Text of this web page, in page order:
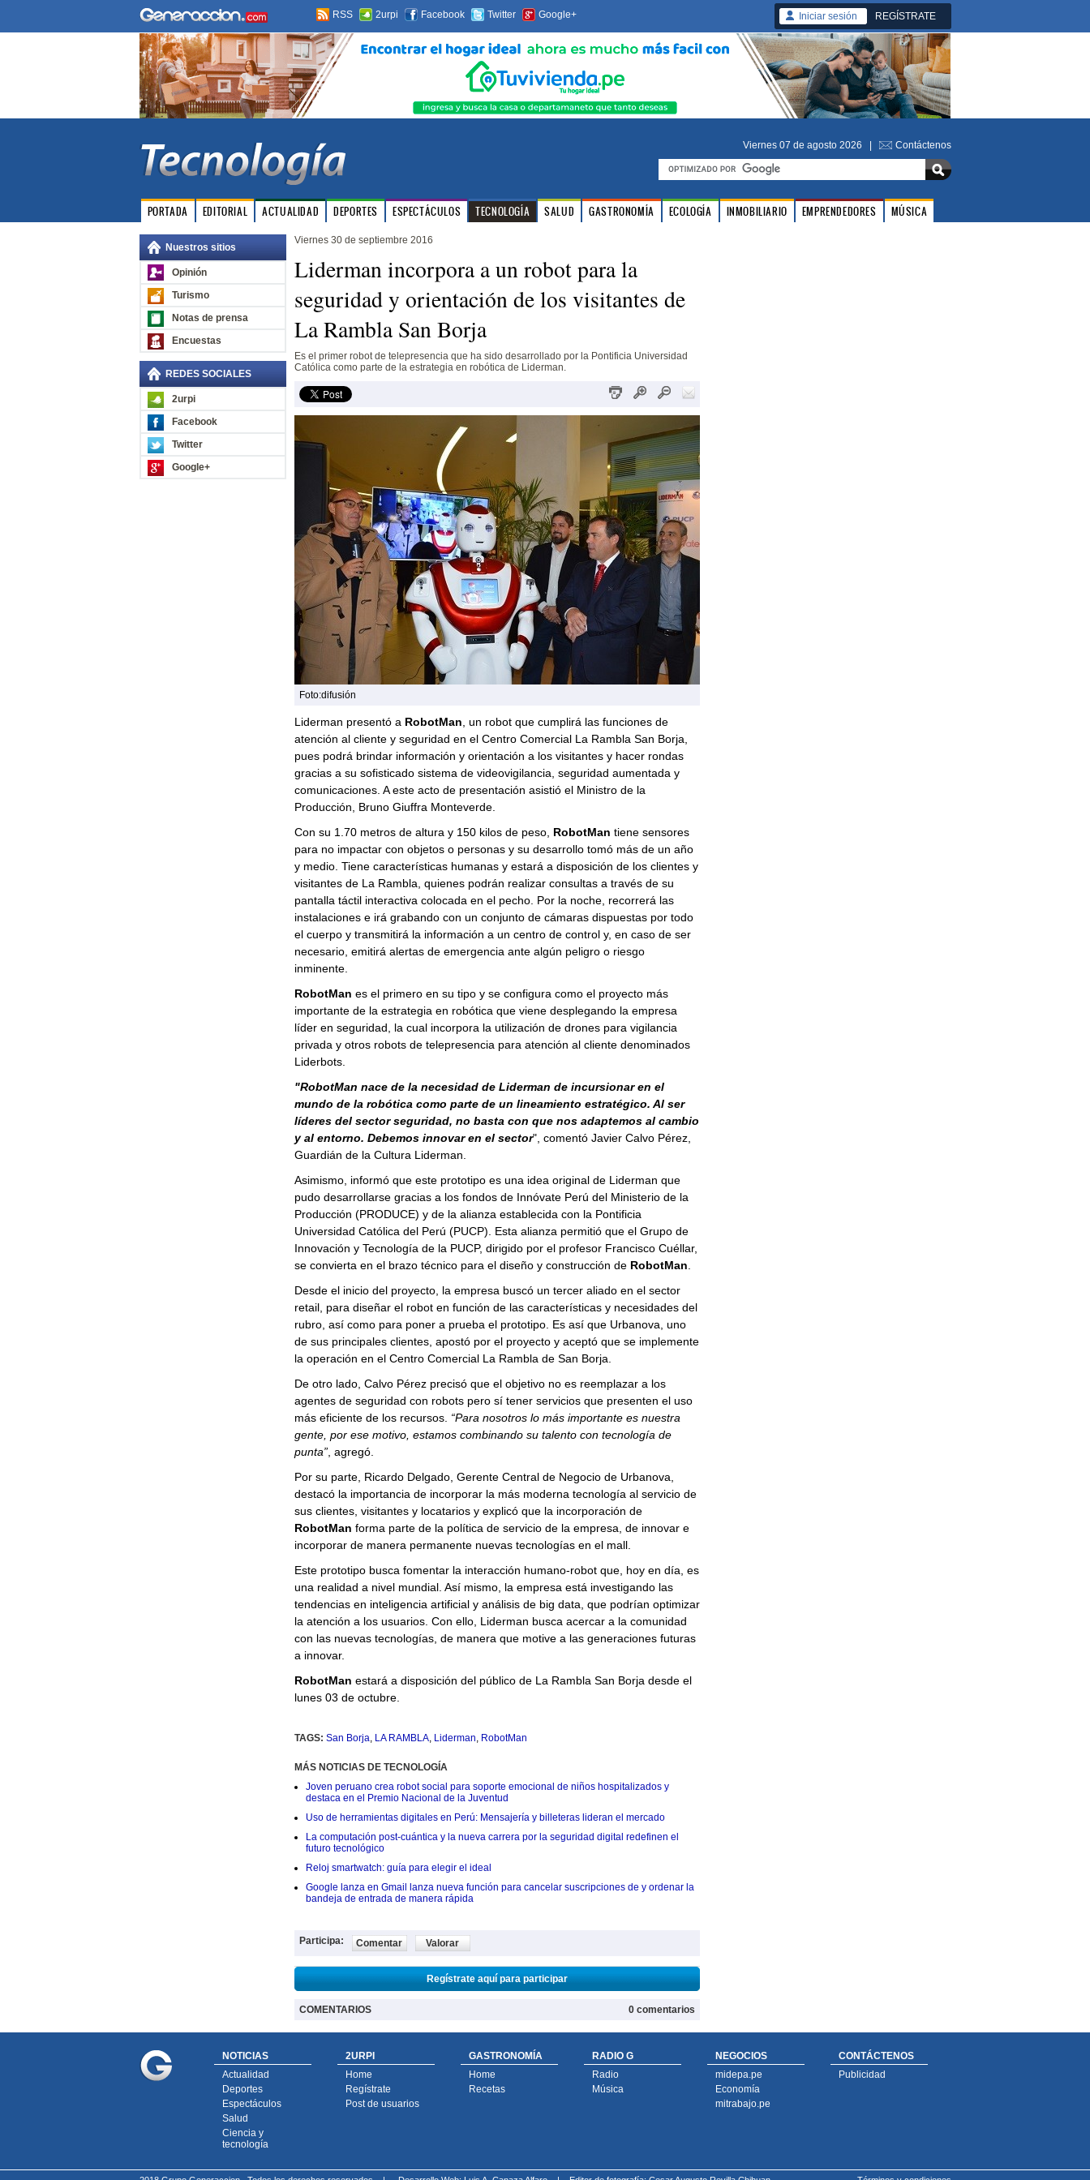
RSS 2urpi Facebook Twitter Google+ Iniciar sesión REGÍSTRATE
Viernes 07 de agosto 2026 | Contáctenos
PORTADA EDITORIAL ACTUALIDAD DEPORTES ESPECTÁCULOS TECNOLOGÍA SALUD GASTRONOMÍA ECOLOGÍA INMOBILIARIO EMPRENDEDORES MÚSICA
Nuestros sitios
Opinión
Turismo
Notas de prensa
Encuestas
REDES SOCIALES
2urpi
Facebook
Twitter
Google+
Viernes 30 de septiembre 2016
Liderman incorpora a un robot para la
seguridad y orientación de los visitantes de
La Rambla San Borja
Es el primer robot de telepresencia que ha sido desarrollado por la Pontificia Universidad
Católica como parte de la estrategia en robótica de Liderman.
Foto:difusión
Liderman presentó a RobotMan , un robot que cumplirá las funciones de
atención al cliente y seguridad en el Centro Comercial La Rambla San Borja,
pues podrá brindar información y orientación a los visitantes y hacer rondas
gracias a su sofisticado sistema de videovigilancia, seguridad aumentada y
comunicaciones. A este acto de presentación asistió el Ministro de la
Producción, Bruno Giuffra Monteverde.
Con su 1.70 metros de altura y 150 kilos de peso, RobotMan tiene sensores
para no impactar con objetos o personas y su desarrollo tomó más de un año
y medio. Tiene características humanas y estará a disposición de los clientes y
visitantes de La Rambla, quienes podrán realizar consultas a través de su
pantalla táctil interactiva colocada en el pecho. Por la noche, recorrerá las
instalaciones e irá grabando con un conjunto de cámaras dispuestas por todo
el cuerpo y transmitirá la información a un centro de control y, en caso de ser
necesario, emitirá alertas de emergencia ante algún peligro o riesgo
inminente.
RobotMan es el primero en su tipo y se configura como el proyecto más
importante de la estrategia en robótica que viene desplegando la empresa
líder en seguridad, la cual incorpora la utilización de drones para vigilancia
privada y otros robots de telepresencia para atención al cliente denominados
Liderbots.
"RobotMan nace de la necesidad de Liderman de incursionar en el
mundo de la robótica como parte de un lineamiento estratégico. Al ser
líderes del sector seguridad, no basta con que nos adaptemos al cambio
y al entorno. Debemos innovar en el sector", comentó Javier Calvo Pérez,
Guardián de la Cultura Liderman.
Asimismo, informó que este prototipo es una idea original de Liderman que
pudo desarrollarse gracias a los fondos de Innóvate Perú del Ministerio de la
Producción (PRODUCE) y de la alianza establecida con la Pontificia
Universidad Católica del Perú (PUCP). Esta alianza permitió que el Grupo de
Innovación y Tecnología de la PUCP, dirigido por el profesor Francisco Cuéllar,
se convierta en el brazo técnico para el diseño y construcción de RobotMan
Desde el inicio del proyecto, la empresa buscó un tercer aliado en el sector
retail, para diseñar el robot en función de las características y necesidades del
rubro, así como para poner a prueba el prototipo. Es así que Urbanova, uno
de sus principales clientes, apostó por el proyecto y aceptó que se implemente
la operación en el Centro Comercial La Rambla de San Borja.
De otro lado, Calvo Pérez precisó que el objetivo no es reemplazar a los
agentes de seguridad con robots pero sí tener servicios que presenten el uso
más eficiente de los recursos. “Para nosotros lo más importante es nuestra
gente, por ese motivo, estamos combinando su talento con tecnología de
punta”, agregó.
Por su parte, Ricardo Delgado, Gerente Central de Negocio de Urbanova,
destacó la importancia de incorporar la más moderna tecnología al servicio de
sus clientes, visitantes y locatarios y explicó que la incorporación de
RobotMan forma parte de la política de servicio de la empresa, de innovar e
incorporar de manera permanente nuevas tecnologías en el mall.
Este prototipo busca fomentar la interacción humano-robot que, hoy en día, es
una realidad a nivel mundial. Así mismo, la empresa está investigando las
tendencias en inteligencia artificial y análisis de big data, que podrían optimizar
la atención a los usuarios. Con ello, Liderman busca acercar a la comunidad
con las nuevas tecnologías, de manera que motive a las generaciones futuras
a innovar.
RobotMan estará a disposición del público de La Rambla San Borja desde el
lunes 03 de octubre.
TAGS: San Borja, LA RAMBLA, Liderman, RobotMan
MÁS NOTICIAS DE TECNOLOGÍA
Joven peruano crea robot social para soporte emocional de niños hospitalizados y
destaca en el Premio Nacional de la Juventud
Uso de herramientas digitales en Perú: Mensajería y billeteras lideran el mercado
La computación post-cuántica y la nueva carrera por la seguridad digital redefinen el
futuro tecnológico
Reloj smartwatch: guía para elegir el ideal
Google lanza en Gmail lanza nueva función para cancelar suscripciones de y ordenar la
bandeja de entrada de manera rápida
Participa: Comentar Valorar
Regístrate aquí para participar
COMENTARIOS 0 comentarios
NOTICIAS
Actualidad
Deportes
Espectáculos
Salud
Ciencia y
tecnología
2URPI
Home
Regístrate
Post de usuarios
GASTRONOMÍA
Home
Recetas
RADIO G
Radio
Música
NEGOCIOS
midepa.pe
Economía
mitrabajo.pe
CONTÁCTENOS
Publicidad